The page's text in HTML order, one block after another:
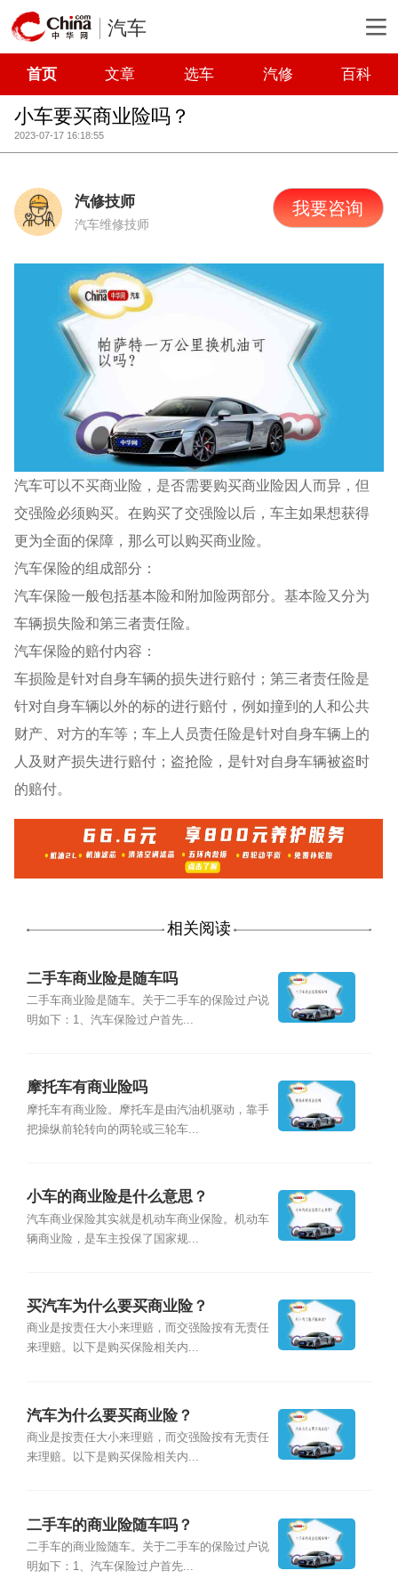
汽车
首页 文章 选车 汽修 百科
小车要买商业险吗？
2023-07-17 16:18:55
汽修技师
汽车维修技师
我要咨询
汽车可以不买商业险，是否需要购买商业险因人而异，但
交强险必须购买。在购买了交强险以后，车主如果想获得
更为全面的保障，那么可以购买商业险。
汽车保险的组成部分：
汽车保险一般包括基本险和附加险两部分。基本险又分为
车辆损失险和第三者责任险。
汽车保险的赔付内容：
车损险是针对自身车辆的损失进行赔付；第三者责任险是
针对自身车辆以外的标的进行赔付，例如撞到的人和公共
财产、对方的车等；车上人员责任险是针对自身车辆上的
人及财产损失进行赔付；盗抢险，是针对自身车辆被盗时
的赔付。
相关阅读
二手车商业险是随车吗
二手车商业险是随车。关于二手车的保险过户说
明如下：1、汽车保险过户首先...
摩托车有商业险吗
摩托车有商业险。摩托车是由汽油机驱动，靠手
把操纵前轮转向的两轮或三轮车...
小车的商业险是什么意思？
汽车商业保险其实就是机动车商业保险。机动车
辆商业险，是车主投保了国家规...
买汽车为什么要买商业险？
商业是按责任大小来理赔，而交强险按有无责任
来理赔。以下是购买保险相关内...
汽车为什么要买商业险？
商业是按责任大小来理赔，而交强险按有无责任
来理赔。以下是购买保险相关内...
二手车的商业险随车吗？
二手车的商业险随车。关于二手车的保险过户说
明如下：1、汽车保险过户首先...